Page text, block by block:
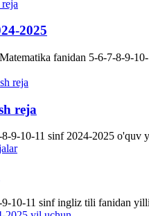
2025
fanidan 5-6-7-8-9-
reja
9-10-11 sinf 2024-2025
10-11 sinf ingliz tili fanidan